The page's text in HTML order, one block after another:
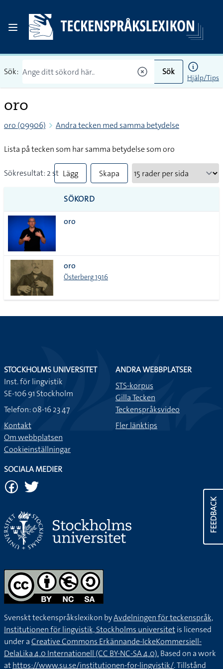
Sök: Sök
Hjälp/Tips
oro
oro (09906) Andra tecken med samma betydelse
Lista på tecken som har samma betydelse som oro
Sökresultat: 2 st Lägg
till
alla i
Skapa
SÖKORD
oro
oro
Österberg 1916
FEEDBACK
STOCKHOLMS UNIVERSITET
Inst. för lingvistik
SE-106 91 Stockholm
Telefon: 08-16 23 47
Kontakt
Om webbplatsen
Cookieinställningar
ANDRA WEBBPLATSER
STS-korpus
Gilla Tecken
Teckenspråksvideo
Fler länktips
SOCIALA MEDIER
Svenskt teckenspråkslexikon byAvdelningen för teckenspråk,
Institutionen för lingvistik, Stockholms universitetis licensed
under aCreative Commons Erkännande-IckeKommersiell-
DelaLika 4.0 Internationell (CC BY-NC-SA 4.0).Based on a work
athttps://www.su.se/institutionen-for-lingvistik/. Tillstånd